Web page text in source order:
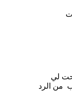
لي
من الرد